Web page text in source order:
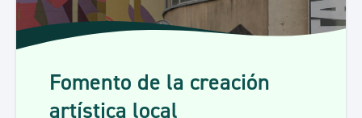
Fomento de la creación
artística local